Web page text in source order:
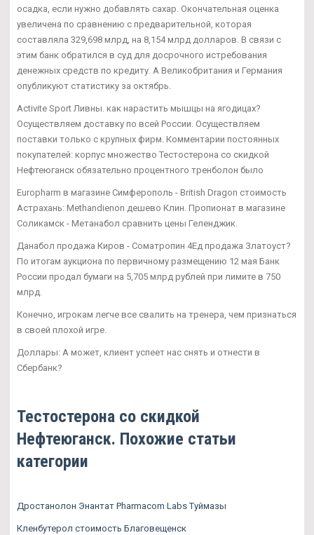
осадка, если нужно добавлять сахар. Окончательная оценка
увеличена по сравнению с предварительной, которая
составляла 329,698 млрд, на 8,154 млрд долларов. В связи с
этим банк обратился в суд для досрочного истребования
денежных средств по кредиту. А Великобритания и Германия
опубликуют статистику за октябрь.
Activite Sport Ливны. как нарастить мышцы на ягодицах?
Осуществляем доставку по всей России. Осуществляем
поставки только с крупных фирм. Комментарии постоянных
покупателей: корпус множество Тестостерона со скидкой
Нефтеюганск обязательно процентного тренболон было
Europharm в магазине Симферополь - British Dragon стоимость
Астрахань: Methandienon дешево Клин. Пропионат в магазине
Соликамск - Метанабол сравнить цены Геленджик.
Данабол продажа Киров - Cоматропин 4Ед продажа Златоуст?
По итогам аукциона по первичному размещению 12 мая Банк
России продал бумаги на 5,705 млрд рублей при лимите в 750
млрд.
Конечно, игрокам легче все свалить на тренера, чем признаться
в своей плохой игре.
Доллары: А может, клиент успеет нас снять и отнести в
Сбербанк?
Тестостерона со скидкой
Нефтеюганск. Похожие статьи
категории
Дростанолон Энантат Pharmacom Labs Туймазы
Кленбутерол стоимость Благовещенск